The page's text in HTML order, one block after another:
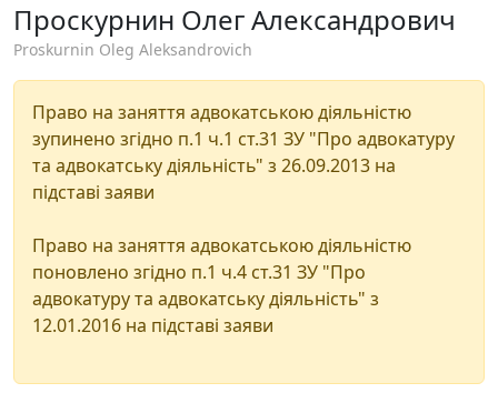
Проскурнин Олег Александрович
Proskurnin Oleg Aleksandrovich
Право на заняття адвокатською діяльністю
зупинено згідно п.1 ч.1 ст.31 ЗУ "Про адвокатуру
та адвокатську діяльність" з 26.09.2013 на
підставі заяви
Право на заняття адвокатською діяльністю
поновлено згідно п.1 ч.4 ст.31 ЗУ "Про
адвокатуру та адвокатську діяльність" з
12.01.2016 на підставі заяви